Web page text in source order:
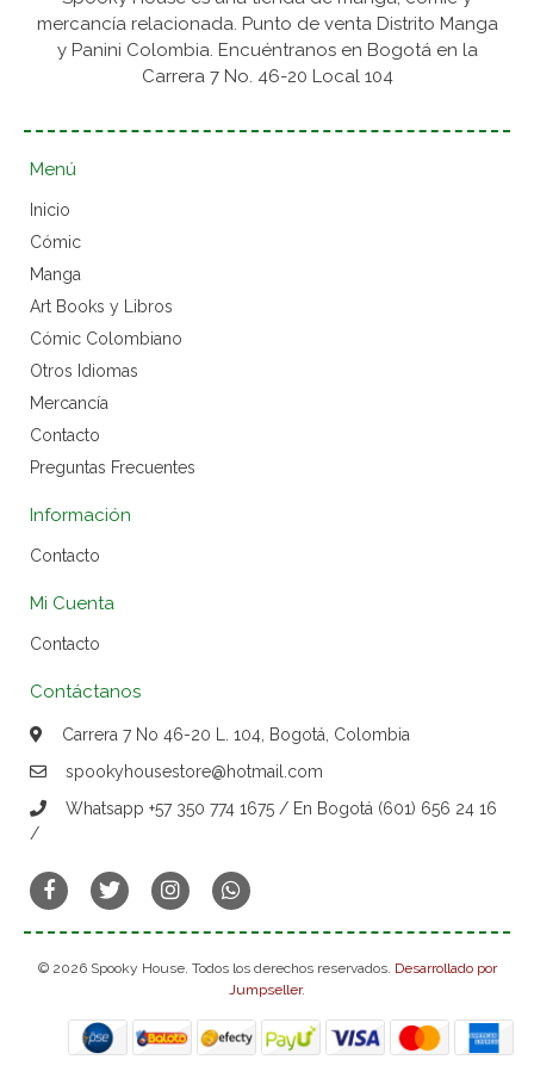
mercancía relacionada. Punto de venta Distrito Manga
y Panini Colombia. Encuéntranos en Bogotá en la
Carrera 7 No. 46-20 Local 104
Menú
Inicio
Cómic
Manga
Art Books y Libros
Cómic Colombiano
Otros Idiomas
Mercancía
Contacto
Preguntas Frecuentes
Información
Contacto
Mi Cuenta
Contacto
Contáctanos
Carrera 7 No 46-20 L. 104, Bogotá, Colombia
spookyhousestore@hotmail.com
Whatsapp +57 350 774 1675 / En Bogotá (601) 656 24 16
/
© 2026 Spooky House. Todos los derechos reservados. Desarrollado por
Jumpseller.